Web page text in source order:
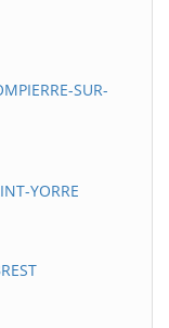
SUR-
YORRE